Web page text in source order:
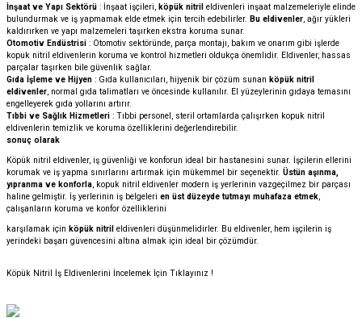
İnşaat ve Yapı Sektörü : İnşaat işçileri, köpük nitril eldivenleri inşaat malzemeleriyle elinde
bulundurmak ve iş yapmamak elde etmek için tercih edebilirler. Bu eldivenler, ağır yükleri
kaldırırken ve yapı malzemeleri taşırken ekstra koruma sunar.
Otomotiv Endüstrisi : Otomotiv sektöründe, parça montajı, bakım ve onarım gibi işlerde
kopuk nitril eldivenlerin koruma ve kontrol hizmetleri oldukça önemlidir. Eldivenler, hassas
parçalar taşırken bile güvenlik sağlar.
Gıda İşleme ve Hijyen : Gıda kullanıcıları, hijyenik bir çözüm sunan köpük nitril
eldivenler, normal gıda talimatları ve öncesinde kullanılır. El yüzeylerinin gıdaya temasını
engelleyerek gıda yollarını artırır.
Tıbbi ve Sağlık Hizmetleri : Tıbbi personel, steril ortamlarda çalışırken kopuk nitril
eldivenlerin temizlik ve koruma özelliklerini değerlendirebilir.
sonuç olarak
Köpük nitril eldivenler, iş güvenliği ve konforun ideal bir hastanesini sunar. İşçilerin ellerini
korumak ve iş yapma sınırlarını artırmak için mükemmel bir seçenektir. Üstün aşınma,
yıpranma ve konforla, kopuk nitril eldivenler modern iş yerlerinin vazgeçilmez bir parçası
haline gelmiştir. İş yerlerinin iş belgeleri en üst düzeyde tutmayı muhafaza etmek,
çalışanların koruma ve konfor özelliklerini
karşılamak için köpük nitril eldivenleri düşünmelidirler. Bu eldivenler, hem işçilerin iş
yerindeki başarı güvencesini altına almak için ideal bir çözümdür.
Köpük Nitril İş Eldivenlerini İncelemek İçin Tıklayınız !